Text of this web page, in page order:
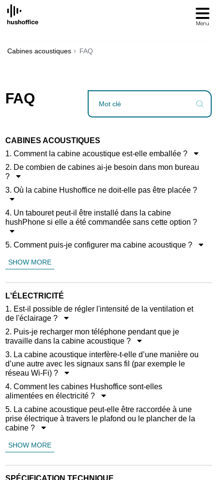
SKIP
CONTENT
Cabines acoustiques FAQ
FAQ
CABINES ACOUSTIQUES
1. Comment la cabine acoustique est-elle emballée ?
2. De combien de cabines ai-je besoin dans mon bureau
?
3. Où la cabine Hushoffice ne doit-elle pas être placée ?
4. Un tabouret peut-il être installé dans la cabine
hushPhone si elle a été commandée sans cette option ?
5. Comment puis-je configurer ma cabine acoustique ?
SHOW MORE
L'ÉLECTRICITÉ
1. Est-il possible de régler l'intensité de la ventilation et
de l'éclairage ?
2. Puis-je recharger mon téléphone pendant que je
travaille dans la cabine acoustique ?
3. La cabine acoustique interfère-t-elle d’une manière ou
d’une autre avec les signaux sans fil (par exemple le
réseau Wi-Fi) ?
4. Comment les cabines Hushoffice sont-elles
alimentées en électricité ?
5. La cabine acoustique peut-elle être raccordée à une
prise électrique à travers le plafond ou le plancher de la
cabine ?
SHOW MORE